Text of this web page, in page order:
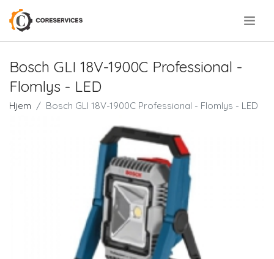
Bosch GLI 18V-1900C Professional -
Flomlys - LED
Hjem Bosch GLI 18V-1900C Professional - Flomlys - LED